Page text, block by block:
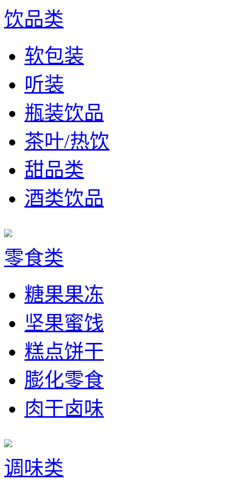
饮品类
软包装
听装
瓶装饮品
茶叶/热饮
甜品类
酒类饮品
零食类
糖果果冻
坚果蜜饯
糕点饼干
膨化零食
肉干卤味
调味类